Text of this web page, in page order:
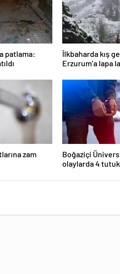
patlama:
İlkbaharda kış
Erzurum’a lapa
zam
Boğaziçi
olaylarda 4